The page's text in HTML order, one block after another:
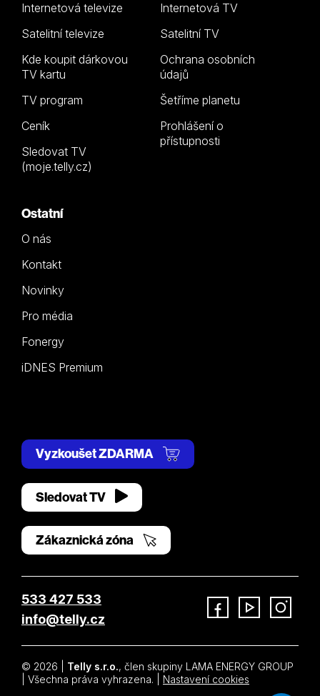
Internetová televize
Satelitní televize
Kde koupit dárkovou
TV kartu
TV program
Ceník
Sledovat TV
(moje.telly.cz)
Internetová TV
Satelitní TV
Ochrana osobních
údajů
Šetříme planetu
Prohlášení o
přístupnosti
Ostatní
O nás
Kontakt
Novinky
Pro média
Fonergy
iDNES Premium
Vyzkoušet ZDARMA
Sledovat TV
Zákaznická zóna
533 427 533
info@telly.cz
© 2026 | Telly s.r.o., člen skupiny LAMA ENERGY GROUP
| Všechna práva vyhrazena. | Nastavení cookies